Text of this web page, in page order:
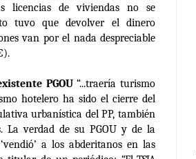
licencias de viviendas no se
tuvo que devolver el dinero
van por el nada despreciable
PGOU“...traeríaturismo
hotelero ha sido el cierre del
urbanística del PP, también
La verdad de su PGOU y de la
a los abderitanos en las